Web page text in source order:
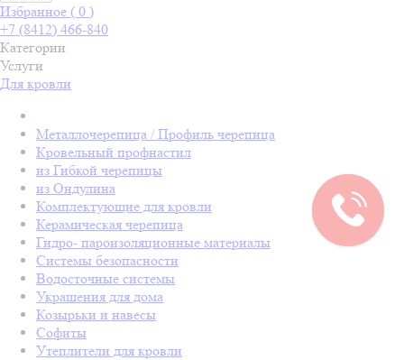
Избранное ( 0 )
+7 (8412) 466-840
Категории
Услуги
Для кровли
Металлочерепица / Профиль черепица
Кровельный профнастил
из Гибкой черепицы
из Ондулина
Комплектующие для кровли
Керамическая черепица
Гидро- пароизоляционные материалы
Системы безопасности
Водосточные системы
Украшения для дома
Козырьки и навесы
Софиты
Утеплители для кровли